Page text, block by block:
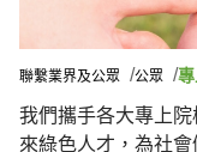
聯繫業界及公眾 公眾
我們攜手各大專上
來綠色人才，為社會